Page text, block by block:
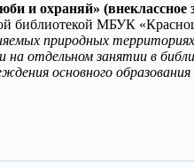
и охраняй» (внеклассное
библиотекой МБУК
природных
отдельном занятии в
основного